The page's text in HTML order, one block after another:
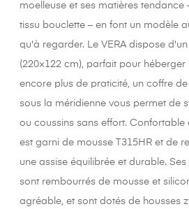
moelleuse et ses matières tendance
tissu bouclette – en font un modèle
qu'à regarder. Le VERA dispose
(220×122 cm), parfait pour
encore plus de praticité, un coffre
sous la méridienne vous permet de
ou coussins sans effort. Confortable
est garni de mousse T315HR et de
une assise équilibrée et durable.
sont rembourrés de mousse et
agréable, et sont dotés de housses